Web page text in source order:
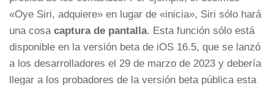
«Oye Siri, adquiere» en lugar de «inicia», Siri sólo hará
una cosa captura de pantalla. Esta función sólo está
disponible en la versión beta de iOS 16.5, que se lanzó
a los desarrolladores el 29 de marzo de 2023 y debería
llegar a los probadores de la versión beta pública esta